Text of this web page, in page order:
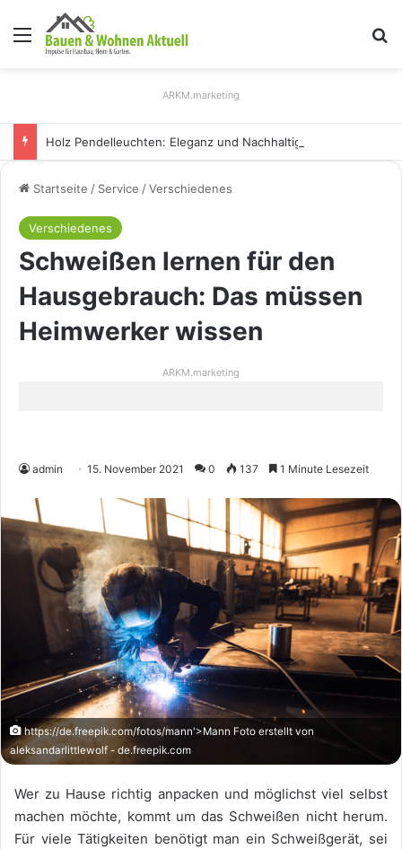
Menü
ARKM.marketing
Startseite / Service /Verschiedenes
Verschiedenes
Schweißen lernen für den
Hausgebrauch: Das müssen
Heimwerker wissen
ARKM.marketing
admin 15. November 2021 0 137 1 Minute Lesezeit
https://de.freepik.com/fotos/mann'>Mann Foto erstellt von
aleksandarlittlewolf - de.freepik.com
Wer zu Hause richtig anpacken und möglichst viel selbst
machen möchte, kommt um das Schweißen nicht herum.
Für viele Tätigkeiten benötigt man ein Schweißgerät, sei